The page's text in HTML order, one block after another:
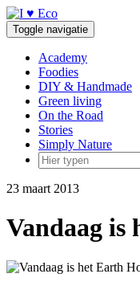
Doorgaan
naar
inhoud
Toggle navigatie
Academy
Foodies
DIY & Handmade
Green living
On the Road
Stories
Simply Nature
23 maart 2013
Vandaag is